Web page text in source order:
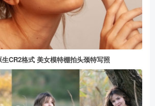
CR2格式 美女模特棚拍头颈特写照